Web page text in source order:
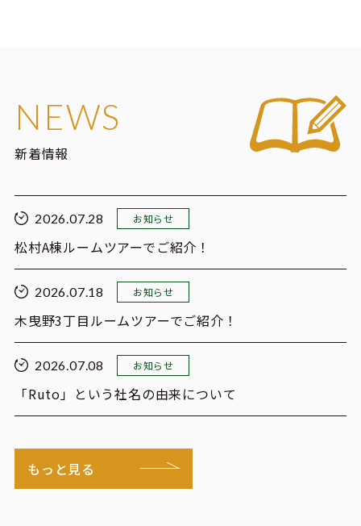
NEWS
新着情報
2026.07.28 お知らせ
松村A棟ルームツアーでご紹介！
2026.07.18 お知らせ
木曳野3丁目ルームツアーでご紹介！
2026.07.08 お知らせ
「Ruto」という社名の由来について
もっと見る